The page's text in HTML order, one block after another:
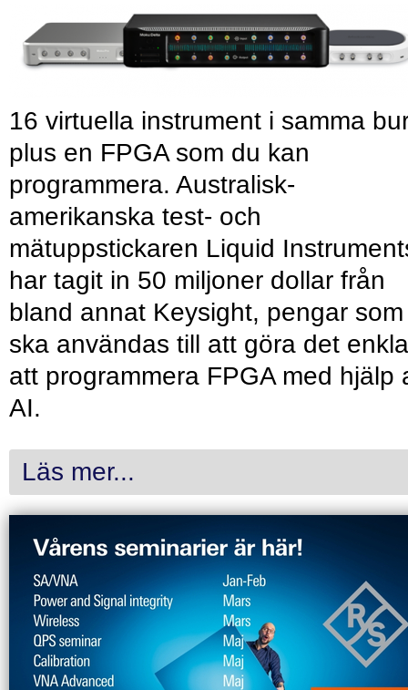
16 virtuella instrument i samma
plus en FPGA som du kan
programmera. Australisk-
amerikanska test- och
mätuppstickaren Liquid
har tagit in 50 miljoner dollar från
bland annat Keysight, pengar som
ska användas till att göra det
att programmera FPGA med hjälp
AI.
Läs mer...